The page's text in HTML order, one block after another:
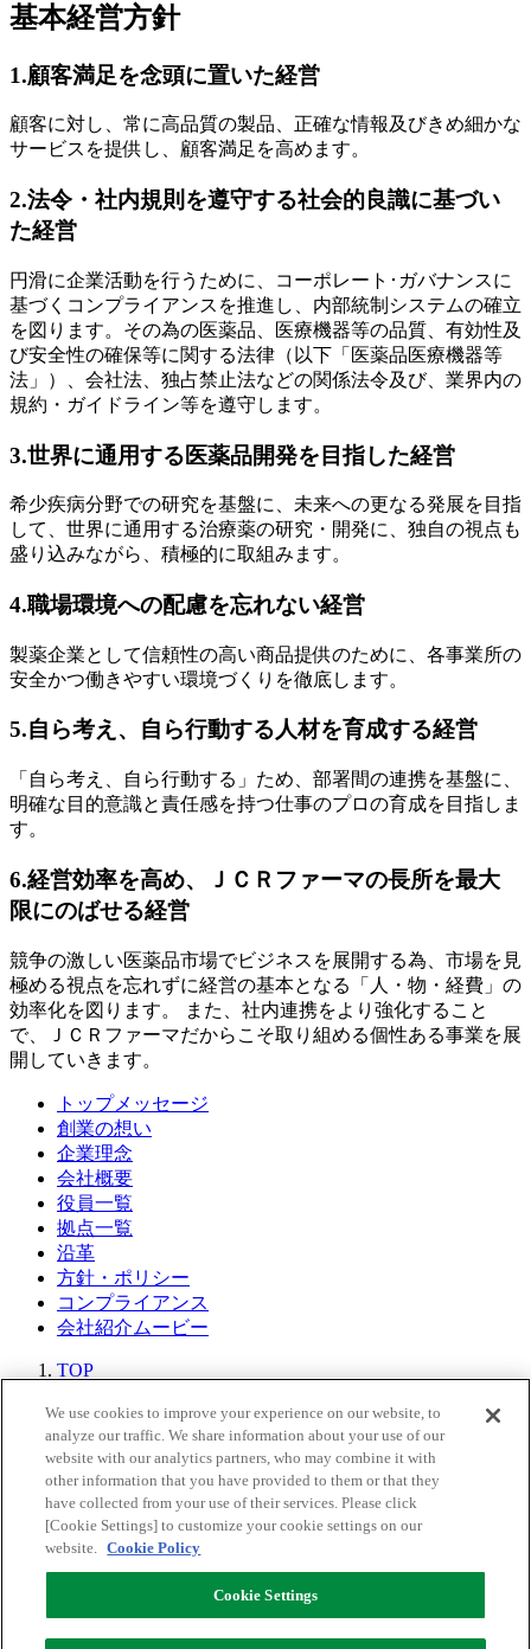
基本経営方針
1.顧客満足を念頭に置いた経営
顧客に対し、常に高品質の製品、正確な情報及びきめ細かな
サービスを提供し、顧客満足を高めます。
2.法令・社内規則を遵守する社会的良識に基づい
た経営
円滑に企業活動を行うために、コーポレート･ガバナンスに
基づくコンプライアンスを推進し、内部統制システムの確立
を図ります。その為の医薬品、医療機器等の品質、有効性及
び安全性の確保等に関する法律（以下「医薬品医療機器等
法」）、会社法、独占禁止法などの関係法令及び、業界内の
規約・ガイドライン等を遵守します。
3.世界に通用する医薬品開発を目指した経営
希少疾病分野での研究を基盤に、未来への更なる発展を目指
して、世界に通用する治療薬の研究・開発に、独自の視点も
盛り込みながら、積極的に取組みます。
4.職場環境への配慮を忘れない経営
製薬企業として信頼性の高い商品提供のために、各事業所の
安全かつ働きやすい環境づくりを徹底します。
5.自ら考え、自ら行動する人材を育成する経営
「自ら考え、自ら行動する」ため、部署間の連携を基盤に、
明確な目的意識と責任感を持つ仕事のプロの育成を目指しま
す。
6.経営効率を高め、ＪＣＲファーマの長所を最大
限にのばせる経営
競争の激しい医薬品市場でビジネスを展開する為、市場を見
極める視点を忘れずに経営の基本となる「人・物・経費」の
効率化を図ります。 また、社内連携をより強化すること
で、ＪＣＲファーマだからこそ取り組める個性ある事業を展
開していきます。
トップメッセージ
創業の想い
企業理念
会社概要
役員一覧
拠点一覧
沿革
方針・ポリシー
コンプライアンス
会社紹介ムービー
TOP
企業理念
Back to Top
サイトマップ
個人情報保護方針
We use cookies to improve your experience on our website, to
analyze our traffic. We share information about your use of our
website with our analytics partners, who may combine it with
other information that you have provided to them or that they
have collected from your use of their services. Please click
[Cookie Settings] to customize your cookie settings on our
website. Cookie Policy
Cookie Settings